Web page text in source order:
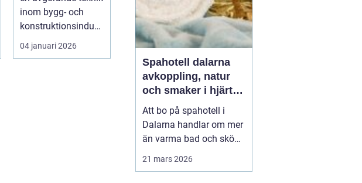
inom bygg- och
konstruktionsindust
rin. Den anv&...
04 januari 2026
Spahotell dalarna
avkoppling, natur
och smaker i hjärtat
av landskapet
Att bo på spahotell i
Dalarna handlar om mer
än varma bad och sköna
21 mars 2026